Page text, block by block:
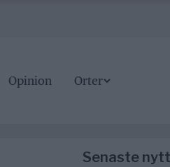
Opinion Orter
Senaste nytt